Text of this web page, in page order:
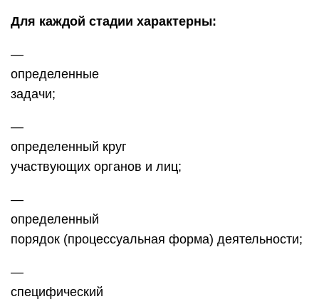
Для каждой стадии характерны:
—
определенные
задачи;
—
определенный круг
участвующих органов и лиц;
—
определенный
порядок (процессуальная форма) деятельности;
—
специфический